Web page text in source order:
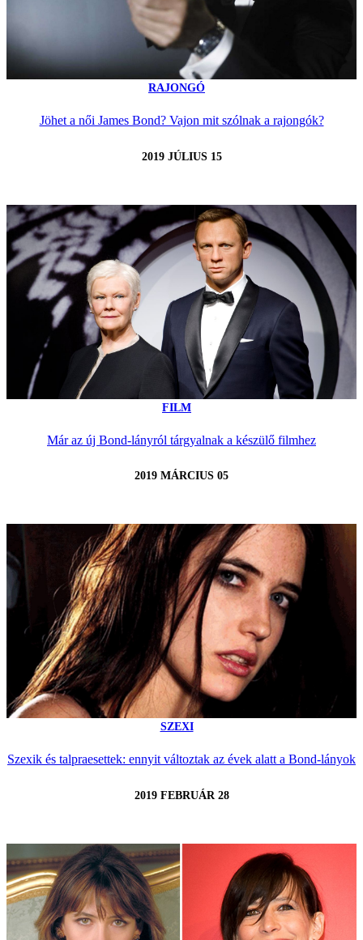
RAJONGÓ
Jöhet a női James Bond? Vajon mit szólnak a rajongók?
2019 JÚLIUS 15
FILM
Már az új Bond-lányról tárgyalnak a készülő filmhez
2019 MÁRCIUS 05
SZEXI
Szexik és talpraesettek: ennyit változtak az évek alatt a Bond-lányok
2019 FEBRUÁR 28